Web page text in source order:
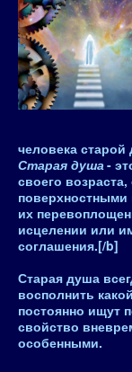
человека
Старая душа-
своего
их
исцелении или
соглашения.[/b]
Старая душа
восполнить
постоянно ищут
свойство
особенными.